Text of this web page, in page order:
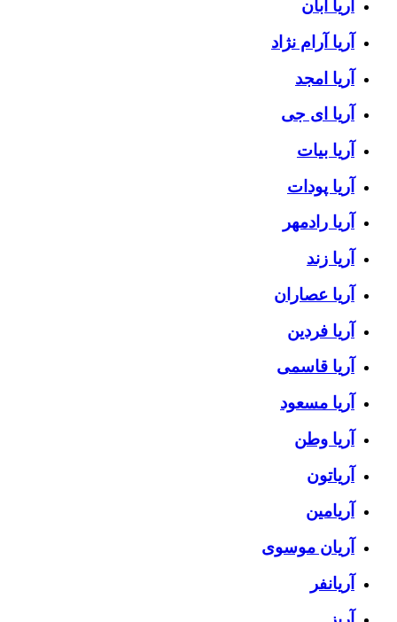
آریا آبان
آریا آرام نژاد
آریا امجد
آریا ای جی
آریا بیات
آریا پودات
آریا رادمهر
آریا زند
آریا عصاران
آریا فردین
آریا قاسمی
آریا مسعود
آریا وطن
آریاتون
آریامین
آریان موسوی
آریانفر